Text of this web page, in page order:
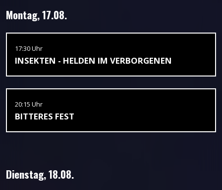
Montag, 17.08.
17:30 Uhr
INSEKTEN - HELDEN IM VERBORGENEN
20:15 Uhr
BITTERES FEST
Dienstag, 18.08.